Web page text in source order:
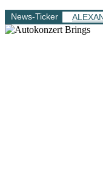
News-Ticker